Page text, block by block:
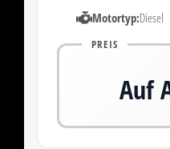
Motortyp:Diesel
PREIS
Auf